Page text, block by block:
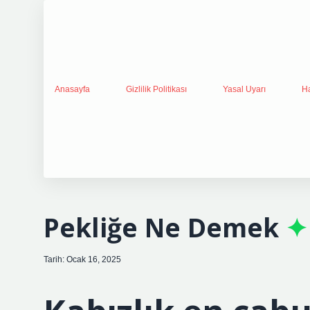
Anasayfa Gizlilik Politikası Yasal Uyarı
Pekliğe Ne Demek
Tarih: Ocak 16, 2025